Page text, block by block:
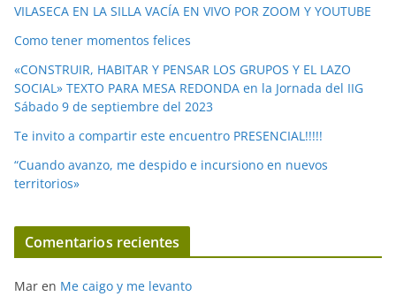
o
VILASECA EN LA SILLA VACÍA EN VIVO POR ZOOM Y YOUTUBE
Como tener momentos felices
«CONSTRUIR, HABITAR Y PENSAR LOS GRUPOS Y EL LAZO
SOCIAL» TEXTO PARA MESA REDONDA en la Jornada del IIG
Sábado 9 de septiembre del 2023
Te invito a compartir este encuentro PRESENCIAL!!!!!
“Cuando avanzo, me despido e incursiono en nuevos
territorios»
Comentarios recientes
Mar en Me caigo y me levanto